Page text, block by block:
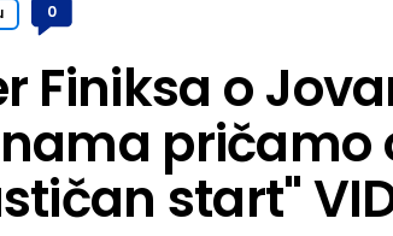
0
Finiksa o
pričamo
start"